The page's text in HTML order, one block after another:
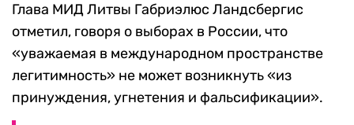
Глава МИД Литвы Габриэлюс Ландсбергис
отметил, говоря о выборах в России, что
«уважаемая в международном пространстве
легитимность» не может возникнуть «из
принуждения, угнетения и фальсификации».